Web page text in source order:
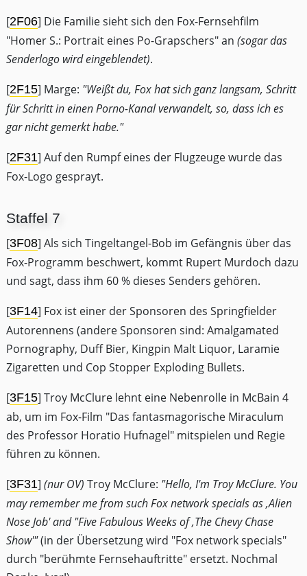
[2F06] Die Familie sieht sich den Fox-Fernsehfilm
"Homer S.: Portrait eines Po-Grapschers" an (sogar das
Senderlogo wird eingeblendet).
[2F15] Marge: "Weißt du, Fox hat sich ganz langsam, Schritt
für Schritt in einen Porno-Kanal verwandelt, so, dass ich es
gar nicht gemerkt habe."
[2F31] Auf den Rumpf eines der Flugzeuge wurde das
Fox-Logo gesprayt.
Staffel 7
[3F08] Als sich Tingeltangel-Bob im Gefängnis über das
Fox-Programm beschwert, kommt Rupert Murdoch dazu
und sagt, dass ihm 60 % dieses Senders gehören.
[3F14] Fox ist einer der Sponsoren des Springfielder
Autorennens (andere Sponsoren sind: Amalgamated
Pornography, Duff Bier, Kingpin Malt Liquor, Laramie
Zigaretten und Cop Stopper Exploding Bullets.
[3F15] Troy McClure lehnt eine Nebenrolle in McBain 4
ab, um im Fox-Film "Das fantasmagorische Miraculum
des Professor Horatio Hufnagel" mitspielen und Regie
führen zu können.
[3F31] (nur OV) Troy McClure: "Hello, I'm Troy McClure. You
may remember me from such Fox network specials as ‚Alien
Nose Job' and "Five Fabulous Weeks of ‚The Chevy Chase
Show'"(in der Übersetzung wird "Fox network specials"
durch "berühmte Fernsehauftritte" ersetzt. Nochmal